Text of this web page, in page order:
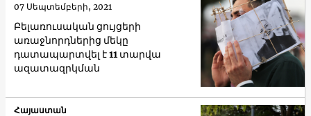
Բելառուսական ցույցերի
առաջնորդներից մեկը
դատապարտվել է 11 տարվա
ազատազրկման
07 Սեպտեմբերի, 2021
Հայաստան